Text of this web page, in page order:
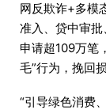
网反欺诈+多模
准入、贷中审
申请超109万笔
毛”行为，挽回
“引导绿色消费